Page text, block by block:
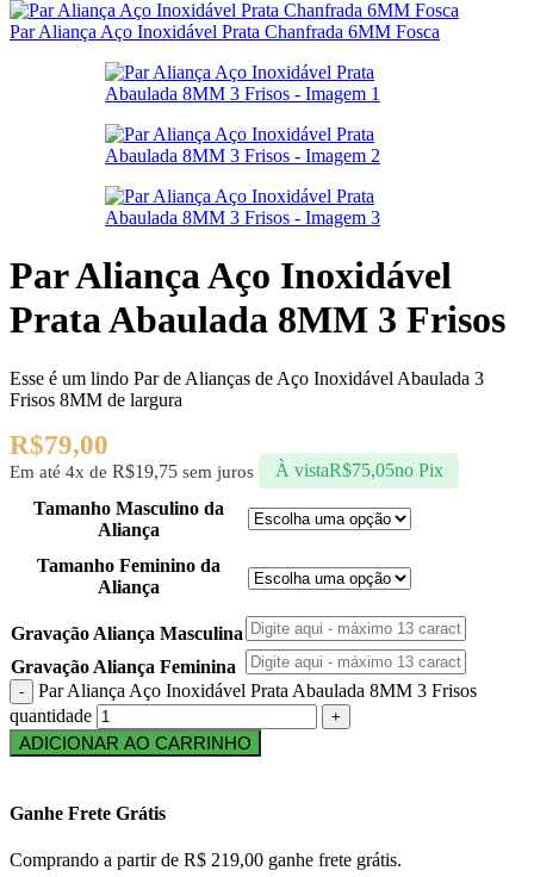
Par Aliança Aço Inoxidável Prata Chanfrada 6MM Fosca
Par Aliança Aço Inoxidável
Prata Abaulada 8MM 3 Frisos
Esse é um lindo Par de Alianças de Aço Inoxidável Abaulada 3
Frisos 8MM de largura
R$79,00
Em até 4x de R$19,75 sem juros À vistaR$75,05no Pix
Tamanho Masculino da
Aliança
Tamanho Feminino da
Aliança
Gravação Aliança Masculina
Gravação Aliança Feminina
Par Aliança Aço Inoxidável Prata Abaulada 8MM 3 Frisos
quantidade
ADICIONAR AO CARRINHO
Ganhe Frete Grátis
Comprando a partir de R$ 219,00 ganhe frete grátis.